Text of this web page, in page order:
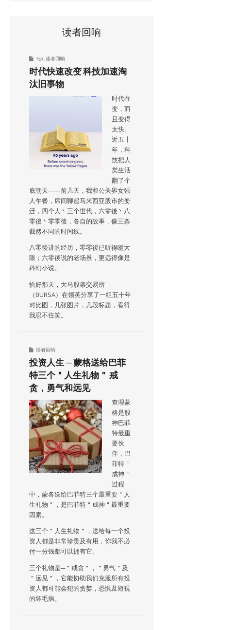
读者回响
9点 读者回响
时代快速改变 科技加速淘
汰旧事物
时代在
变，而
且变得
太快。
近五十
年，科
技把人
类生活
翻了个
底朝天——前几天，我和公关界女强
人午餐，席间聊起马来西亚股市的变
迁，四个人丶三个世代，六零後丶八
零後丶零零後，各自的故事，像三条
截然不同的时间线。
八零後讲的经历，零零後已听得瞪大
眼；六零後说的老场景，更远得像是
科幻小说。
恰好那天，大马股票交易所
（BURSA）在领英分享了一组五十年
对比图，几张图片，几段标题，看得
我忍不住笑。
读者回响
投资人生 ─ 蒙格送给巴菲
特三个＂人生礼物＂ 戒
贪，勇气和远见
查理蒙
格是股
神巴菲
特最重
要伙
伴，巴
菲特＂
成神＂
过程
中，蒙各送给巴菲特三个最重要＂人
生礼物＂，是巴菲特＂成神＂最重要
因素。
这三个＂人生礼物＂，送给每一个投
资人都是非常珍贵及有用，你我不必
付一分钱都可以拥有它。
三个礼物是─＂戒贪＂，＂勇气＂及
＂远见＂，它能协助我们克服所有投
资人都可能会犯的贪婪，恐惧及短视
的坏毛病。